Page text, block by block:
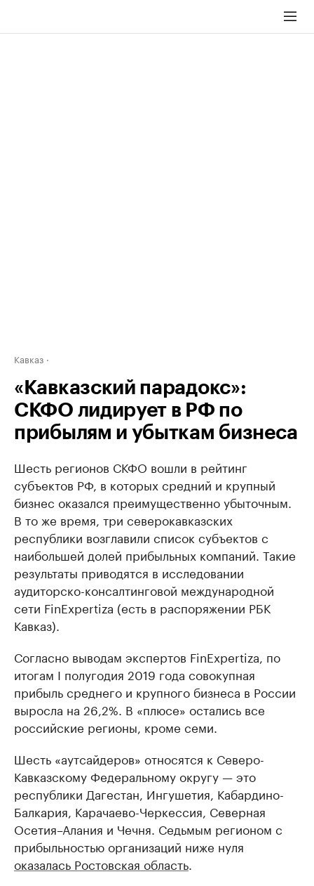
Кавказ
«Кавказский парадокс»:
СКФО лидирует в РФ по
прибылям и убыткам бизнеса
Шесть регионов СКФО вошли в рейтинг
субъектов РФ, в которых средний и крупный
бизнес оказался преимущественно убыточным.
В то же время, три северокавказских
республики возглавили список субъектов с
наибольшей долей прибыльных компаний. Такие
результаты приводятся в исследовании
аудиторско-консалтинговой международной
сети FinExpertiza (есть в распоряжении РБК
Кавказ).
Согласно выводам экспертов FinExpertiza, по
итогам I полугодия 2019 года совокупная
прибыль среднего и крупного бизнеса в России
выросла на 26,2%. В «плюсе» остались все
российские регионы, кроме семи.
Шесть «аутсайдеров» относятся к Северо-
Кавказскому Федеральному округу — это
республики Дагестан, Ингушетия, Кабардино-
Балкария, Карачаево-Черкессия, Северная
Осетия–Алания и Чечня. Седьмым регионом с
прибыльностью организаций ниже нуля
оказалась Ростовская область